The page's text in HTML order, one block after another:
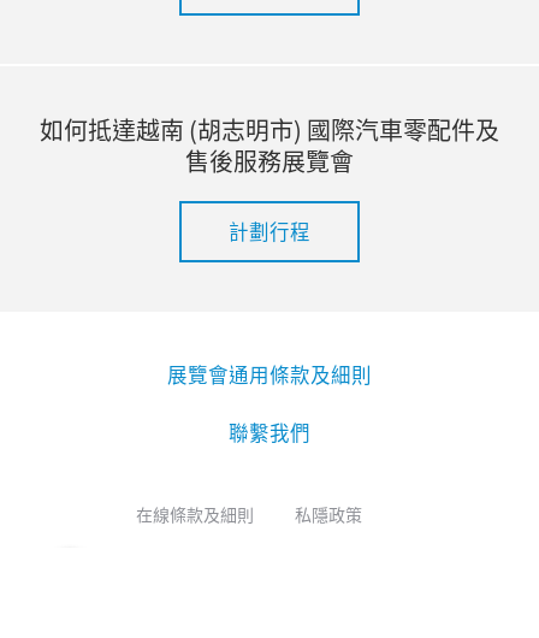
如何抵達越南 (胡志明市) 國際汽車零配件及
售後服務展覽會
計劃行程
展覽會通用條款及細則
聯繫我們
在線條款及細則 私隱政策